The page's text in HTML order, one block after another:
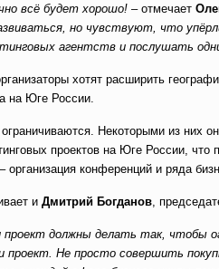
всё будет хорошо! – отмечает
но чувствуют, что
агентств и послушать
хотят расширить
на Юге России.
Некоторыми из них
проектов на Юге России, что
конференций и ряда
иДмитрий Богданов,
должны делать так, чтобы
Не просто совершить